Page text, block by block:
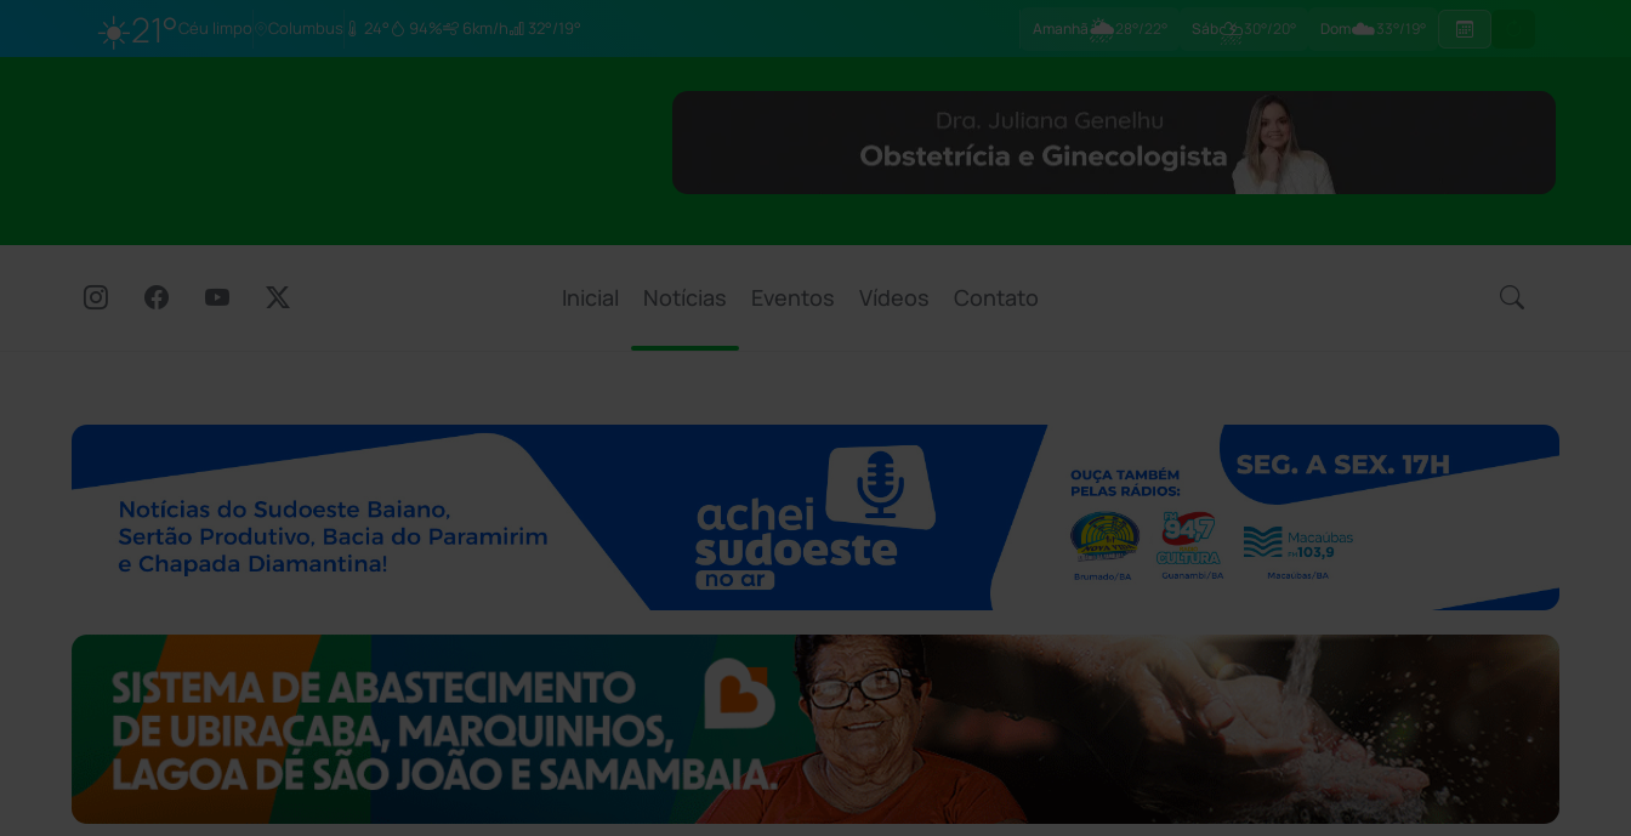
☀️21°Céu limpo Columbus 24° 94% 6km/h 32°/19° Amanhã🌦28°/22° Sáb⛈30°/20° Dom☁️33°/19°
Inicial Notícias Eventos Vídeos Contato